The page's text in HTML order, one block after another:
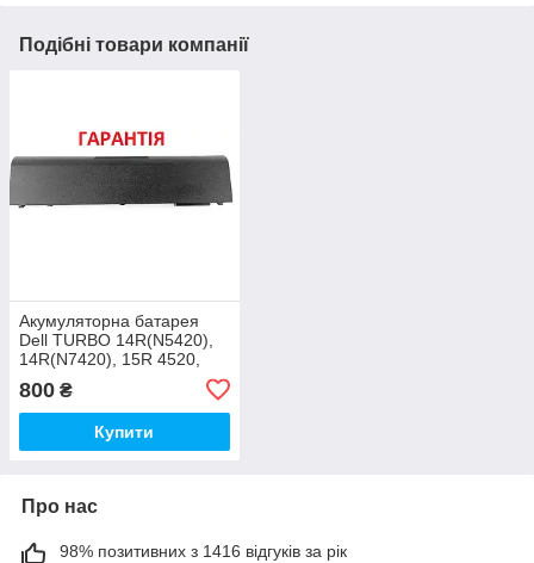
Подібні товари компанії
Акумуляторна батарея
Dell TURBO 14R(N5420),
14R(N7420), 15R 4520,
15R 5520, 15R 5525, 15R
7520
800 ₴
Купити
Про нас
98% позитивних з 1416 відгуків за рік